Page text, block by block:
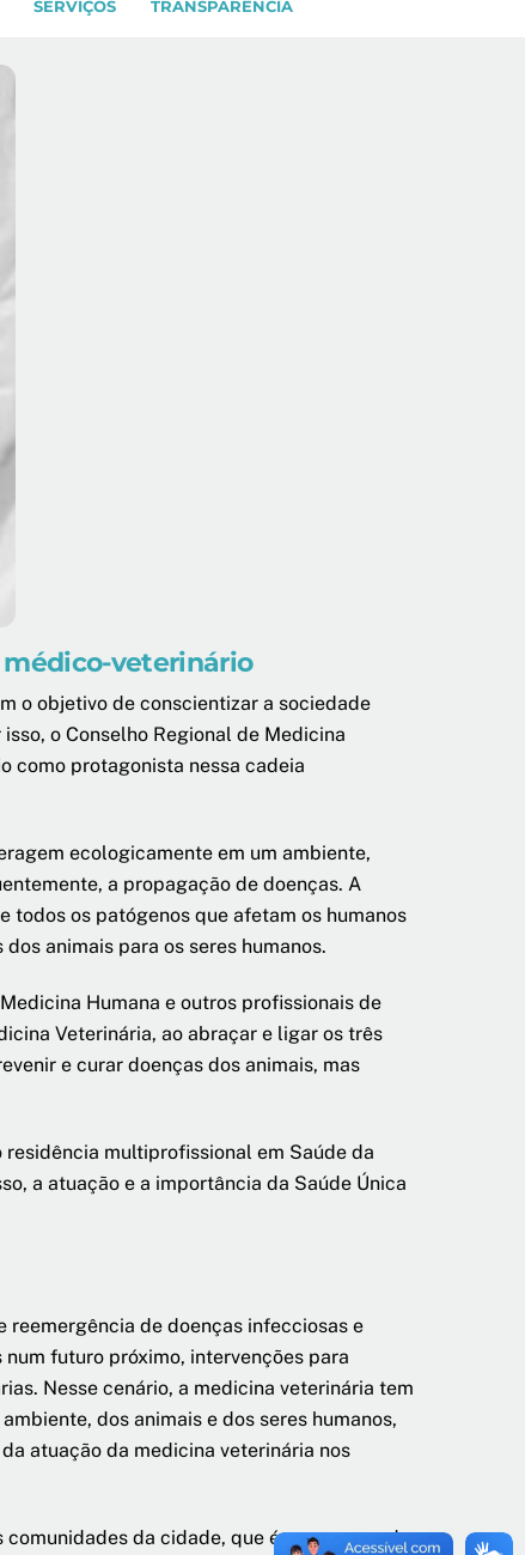
SERVIÇOS TRANSPARÊNCIA
veterinário
o objetivo de conscientizar a sociedade
o Conselho Regional de Medicina
como protagonista nessa cadeia
ecologicamente em um ambiente,
a propagação de doenças. A
todos os patógenos que afetam os humanos
animais para os seres humanos.
Humana e outros profissionais de
Veterinária, ao abraçar e ligar os três
e curar doenças dos animais, mas
multiprofissional em Saúde da
a atuação e a importância da Saúde Única
reemergência de doenças infecciosas e
futuro próximo, intervenções para
Nesse cenário, a medicina veterinária tem
dos animais e dos seres humanos,
atuação da medicina veterinária nos
comunidades da cidade, que é a presença de